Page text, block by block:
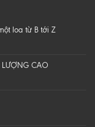
loa từ B tới Z
LƯỢNG CAO